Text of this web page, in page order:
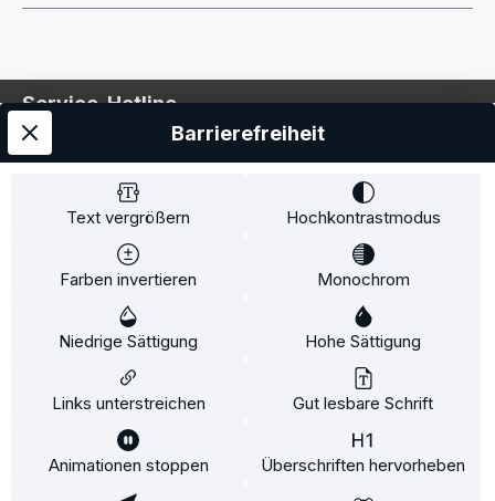
Service-Hotline
Service
Information
* Alle Preise inkl. gesetzl. Mehrwertsteuer zzgl.
und ggf. Nachnahmegebühren, wenn
Text vergrößern Hochkontrastmodus
Farben invertieren Monochrom
Niedrige Sättigung Hohe Sättigung
Links unterstreichen Gut lesbare Schrift
Animationen stoppen Überschriften hervorheben
Barrierefreiheit
Diese Website verwendet Cookies, um eine bestmögliche